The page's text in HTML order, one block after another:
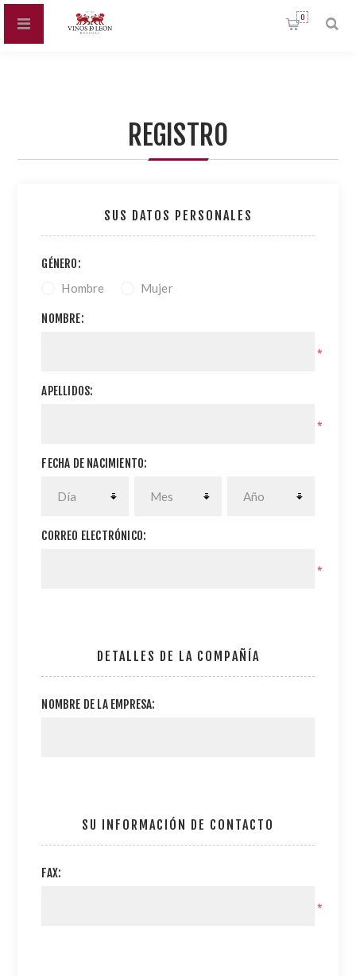
0
REGISTRO
SUS DATOS PERSONALES
GÉNERO:
Hombre Mujer
NOMBRE:
*
APELLIDOS:
*
FECHA DE NACIMIENTO:
CORREO ELECTRÓNICO:
*
DETALLES DE LA COMPAÑÍA
NOMBRE DE LA EMPRESA:
SU INFORMACIÓN DE CONTACTO
FAX:
*